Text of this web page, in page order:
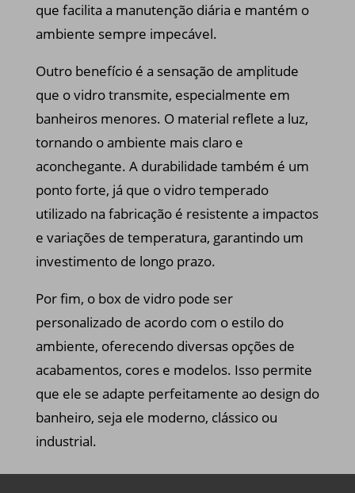
que facilita a manutenção diária e mantém o
ambiente sempre impecável.
Outro benefício é a sensação de amplitude
que o vidro transmite, especialmente em
banheiros menores. O material reflete a luz,
tornando o ambiente mais claro e
aconchegante. A durabilidade também é um
ponto forte, já que o vidro temperado
utilizado na fabricação é resistente a impactos
e variações de temperatura, garantindo um
investimento de longo prazo.
Por fim, o box de vidro pode ser
personalizado de acordo com o estilo do
ambiente, oferecendo diversas opções de
acabamentos, cores e modelos. Isso permite
que ele se adapte perfeitamente ao design do
banheiro, seja ele moderno, clássico ou
industrial.